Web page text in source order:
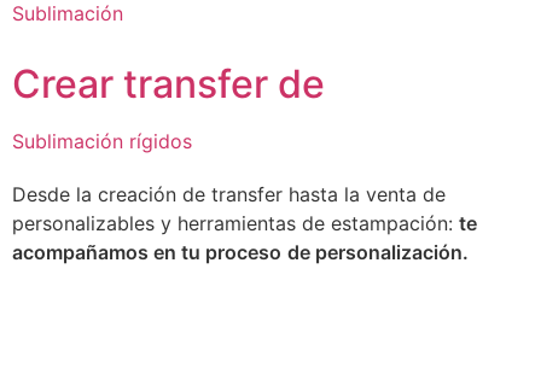
Sublimación
Crear transfer de
Sublimación rígidos
Desde la creación de transfer hasta la venta de
personalizables y herramientas de estampación: te
acompañamos en tu proceso de personalización.